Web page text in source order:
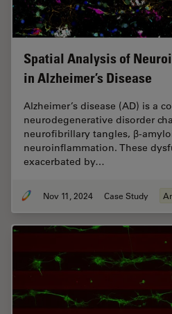
Spatial Analysis of
in Alzheimer’s Disease
Alzheimer’s disease (AD) is a
neurodegenerative disorder
neurofibrillary tangles, β-
neuroinflammation. These
exacerbated by…
Nov 11, 2024 Case Study